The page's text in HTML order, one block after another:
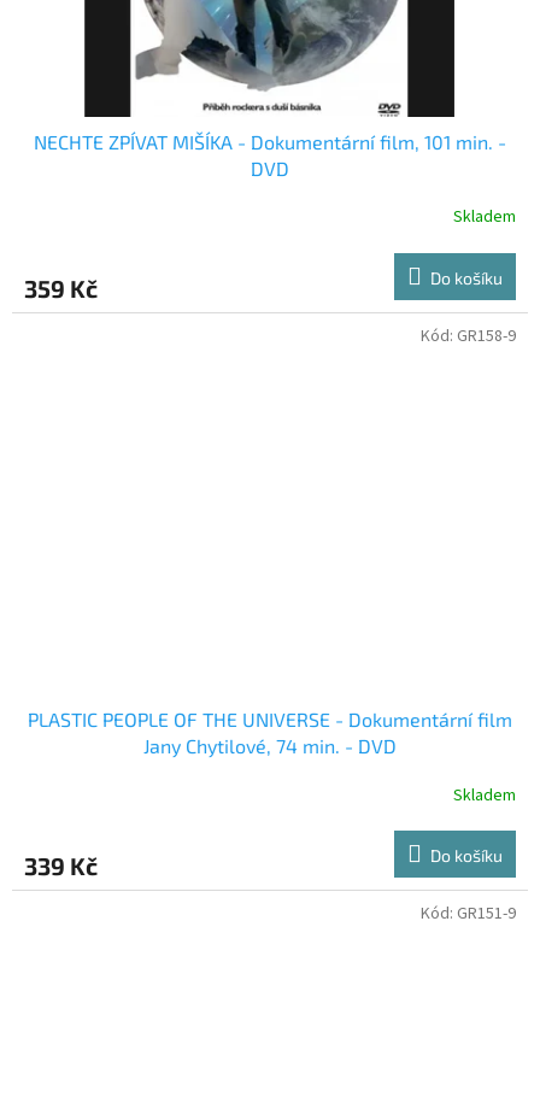
NECHTE ZPÍVAT MIŠÍKA - Dokumentární film, 101 min. -
DVD
Skladem
359 Kč Do košíku
PLASTIC PEOPLE OF THE UNIVERSE - Dokumentární film
Jany Chytilové, 74 min. - DVD
Skladem
339 Kč Do košíku
Kód: GR158-9
Kód: GR151-9